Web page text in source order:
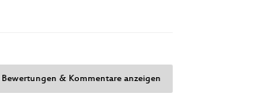
Bewertungen & Kommentare anzeigen